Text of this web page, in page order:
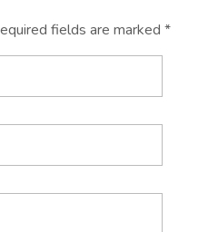
fields are marked *